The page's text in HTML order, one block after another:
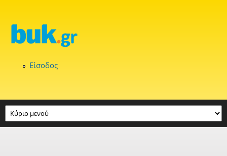
Είσοδος